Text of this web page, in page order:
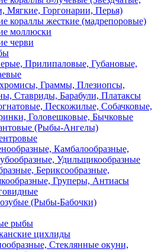
Мягкие, Горгонарии, Перья)
кораллы жесткие (мадрепоровые)
моллюски
черви
Прилипаловые, Губановые,
Граммы, Плезиопсы,
Ставриды, Барабули, Платаксы
Пескожилые, Собачковые,
Головешковые, Бычковые
(Рыбы-Ангелы)
Камбалообразные,
Удильщикообразные
Бериксообразные,
Груперы, Антиасы
(Рыбы-Бабочки)
рыбы
цихлиды
Стеклянные окуни,